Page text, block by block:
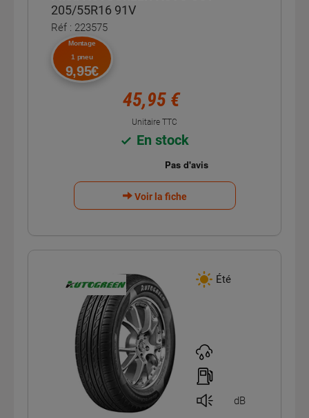
205/55R16 91V
Réf : 223575
Montage
1 pneu
9,95€
45,95 €
Unitaire TTC
En stock
Voir la fiche
Été
dB